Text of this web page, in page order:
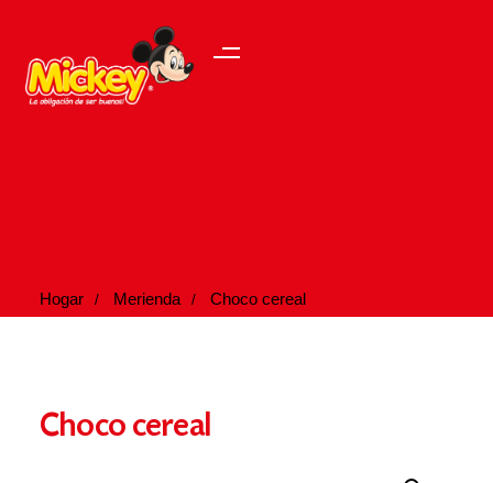
Hogar Merienda Choco cereal
Choco cereal